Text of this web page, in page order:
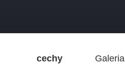
cechy Galeria